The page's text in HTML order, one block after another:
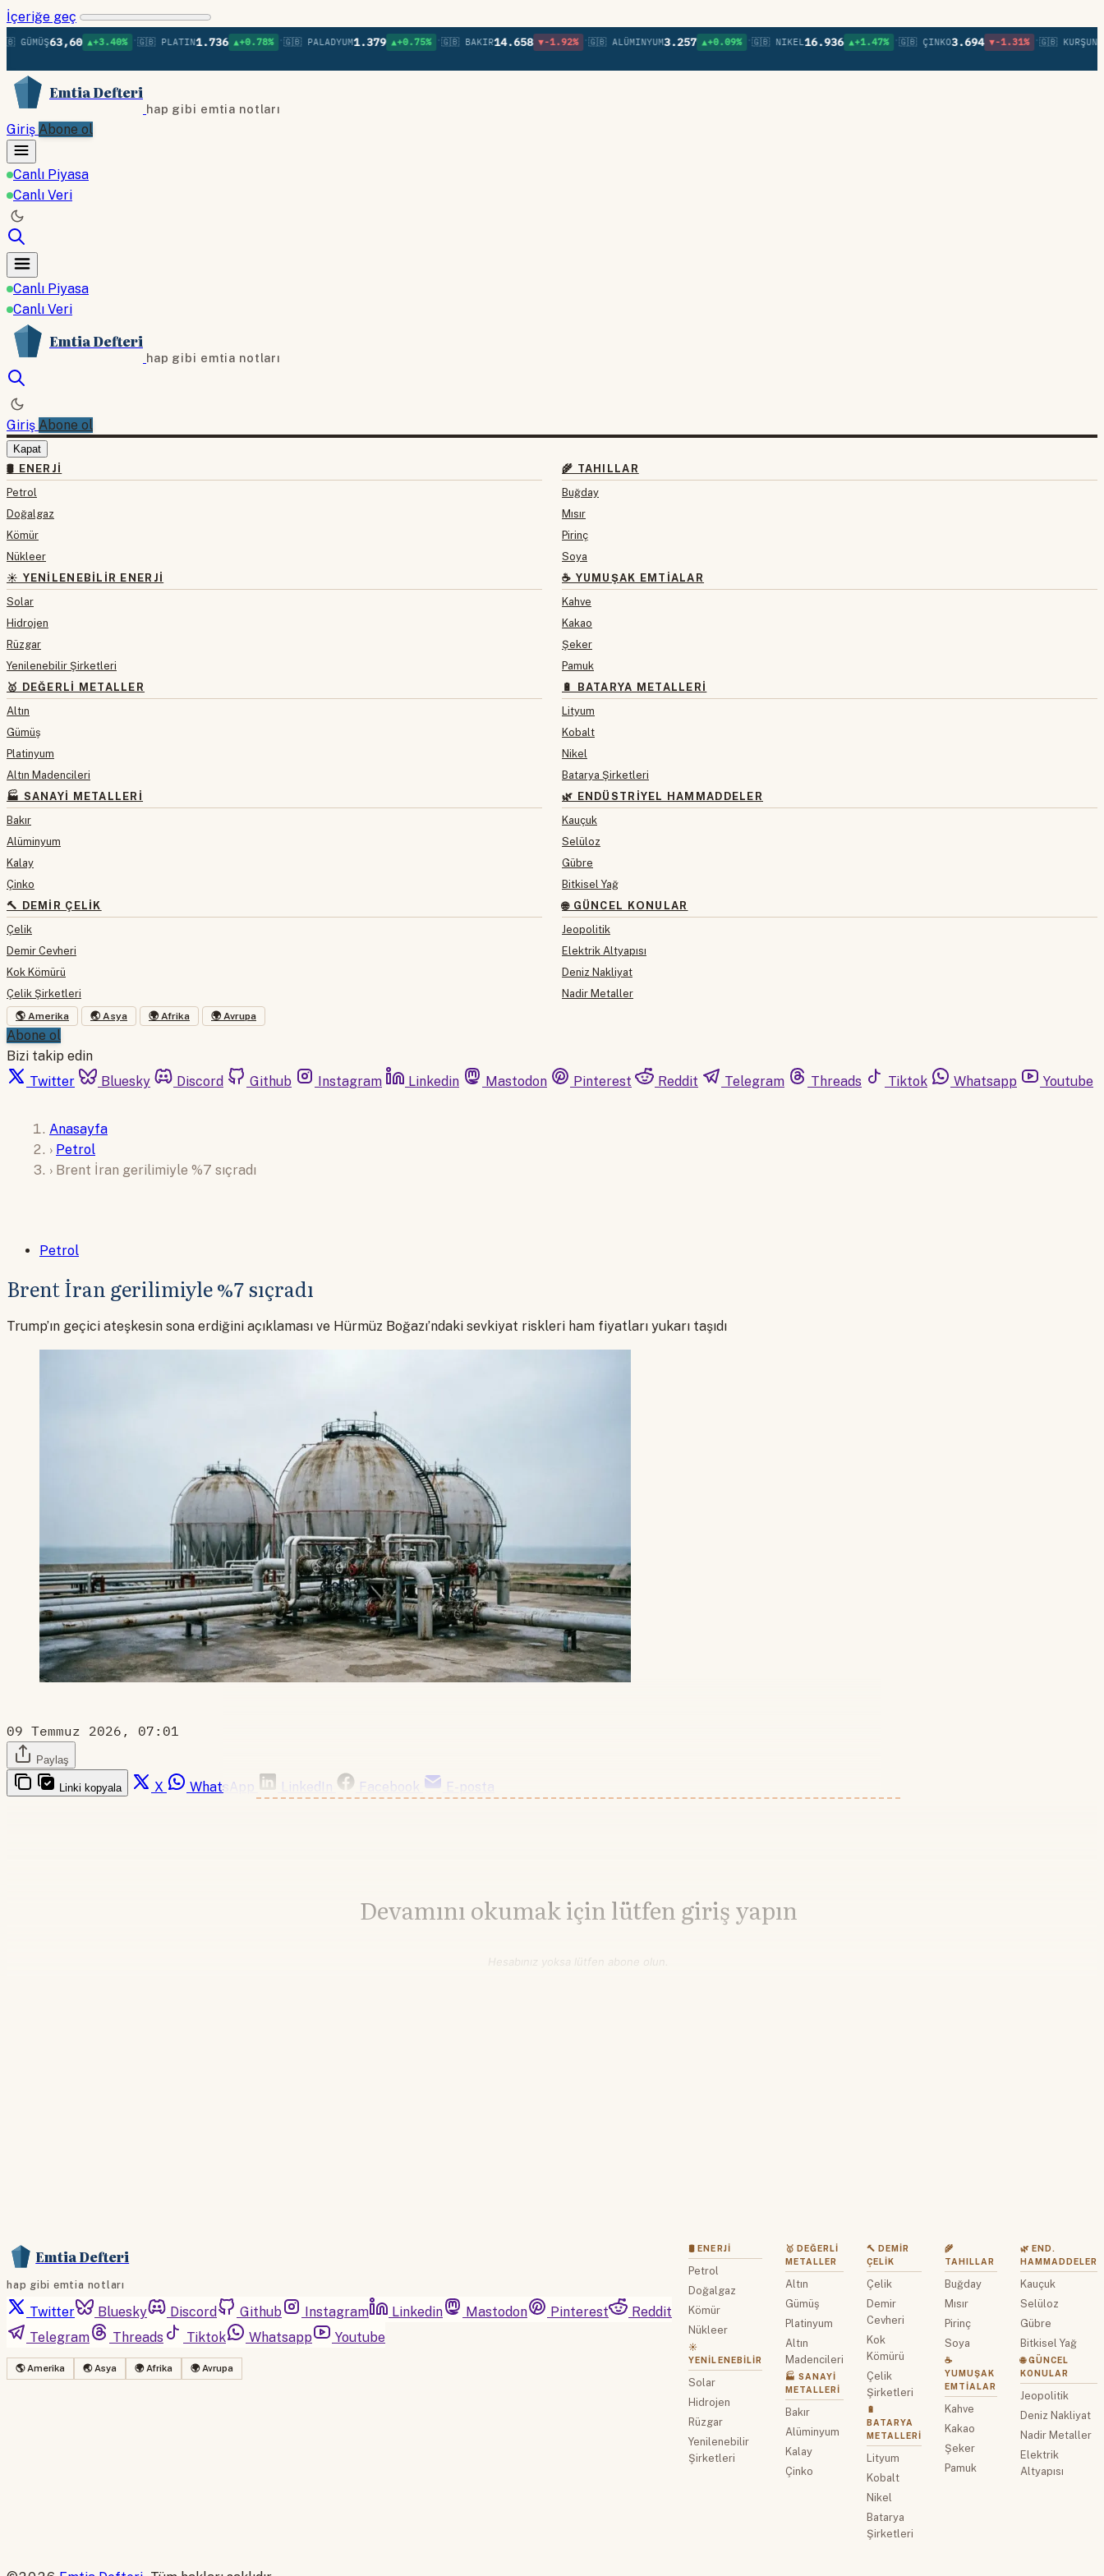
İçeriğe geç
63,60 ▲+3.40% •🇬🇧 PLATIN1.736 ▲+0.78% •🇬🇧 PALADYUM1.379 ▲+0.75% •🇬🇧 BAKIR14.658 ▼-1.92% •🇬🇧 ALÜMINYUM3.257 ▲+0.09% •🇬🇧 NIKEL16.936 ▲+1.47% •🇬🇧 ÇINKO3.694 ▼-1.31% •🇬🇧 KURŞUN0,85
Emtia Defteri
hap gibi emtia notları
Giriş Abone ol
Canlı Piyasa
Canlı Veri
Canlı Piyasa
Canlı Veri
Emtia Defteri
hap gibi emtia notları
Giriş Abone ol
Kapat
🛢 ENERJI
Petrol
Doğalgaz
Kömür
Nükleer
☀️ YENILENEBILIR ENERJI
Solar
Hidrojen
Rüzgar
Yenilenebilir Şirketleri
🥇 DEĞERLI METALLER
Altın
Gümüş
Platinyum
Altın Madencileri
🏭 SANAYI METALLERI
Bakır
Alüminyum
Kalay
Çinko
🔨 DEMIR ÇELIK
Çelik
Demir Cevheri
Kok Kömürü
Çelik Şirketleri
🌾 TAHILLAR
Buğday
Mısır
Pirinç
Soya
☕ YUMUŞAK EMTIALAR
Kahve
Kakao
Şeker
Pamuk
🔋 BATARYA METALLERI
Lityum
Kobalt
Nikel
Batarya Şirketleri
🌿 ENDÜSTRIYEL HAMMADDELER
Kauçuk
Selüloz
Gübre
Bitkisel Yağ
🌐 GÜNCEL KONULAR
Jeopolitik
Elektrik Altyapısı
Deniz Nakliyat
Nadir Metaller
🌎 Amerika 🌏 Asya 🌍 Afrika 🌍 Avrupa
Abone ol
Bizi takip edin
Twitter
Bluesky Discord Github Instagram Linkedin Mastodon Pinterest Reddit Telegram Threads Tiktok Whatsapp Youtube
Anasayfa
› Petrol
› Brent İran gerilimiyle %7 sıçradı
Petrol
Brent İran gerilimiyle %7 sıçradı
Trump’ın geçici ateşkesin sona erdiğini açıklaması ve Hürmüz Boğazı’ndaki sevkiyat riskleri ham fiyatları yukarı taşıdı
09 Temmuz 2026, 07:01
Paylaş
Linki kopyala X WhatsApp LinkedIn Facebook E-posta
Devamını okumak için lütfen giriş yapın
Hesabınız yoksa lütfen abone olun.
Emtia Defteri
hap gibi emtia notları
Twitter Bluesky Discord Github Instagram Linkedin Mastodon Pinterest
Reddit
Telegram
Threads Tiktok Whatsapp Youtube
🌎 Amerika 🌏 Asya 🌍 Afrika 🌍 Avrupa
🛢 ENERJI
Petrol
Doğalgaz
Kömür
Nükleer
☀️
YENILENEBILIR
Solar
Hidrojen
Rüzgar
Yenilenebilir
Şirketleri
🥇 DEĞERLI
METALLER
Altın
Gümüş
Platinyum
Altın
Madencileri
🏭 SANAYI
METALLERI
Bakır
Alüminyum
Kalay
Çinko
🔨 DEMIR
ÇELIK
Çelik
Demir
Cevheri
Kok
Kömürü
Çelik
Şirketleri
🔋
BATARYA
METALLERI
Lityum
Kobalt
Nikel
Batarya
Şirketleri
🌾
TAHILLAR
Buğday
Mısır
Pirinç
Soya
☕
YUMUŞAK
EMTIALAR
Kahve
Kakao
Şeker
Pamuk
🌿 END.
HAMMADDELER
Kauçuk
Selüloz
Gübre
Bitkisel Yağ
🌐 GÜNCEL
KONULAR
Jeopolitik
Deniz Nakliyat
Nadir Metaller
Elektrik
Altyapısı